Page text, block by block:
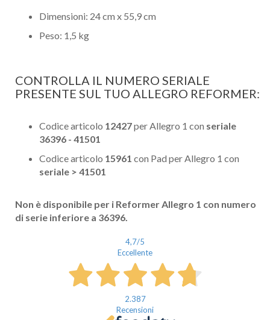
Dimensioni: 24 cm x 55,9 cm
Peso: 1,5 kg
CONTROLLA IL NUMERO SERIALE
PRESENTE SUL TUO ALLEGRO REFORMER:
Codice articolo 12427per Allegro 1 con seriale
36396 - 41501
Codice articolo 15961 con Pad per Allegro 1 con
seriale > 41501
Non è disponibile per i Reformer Allegro 1 con numero
di serie inferiore a 36396.
4,7/5
Eccellente
2.387
Recensioni